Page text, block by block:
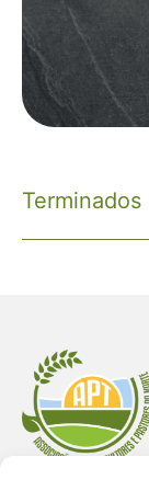
Terminados